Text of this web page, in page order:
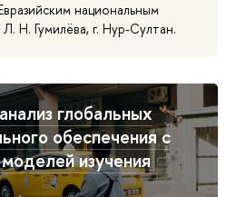
национальным
Н. Гумилёва, г. Нур-Султан.
глобальных
обеспечения с
изучения